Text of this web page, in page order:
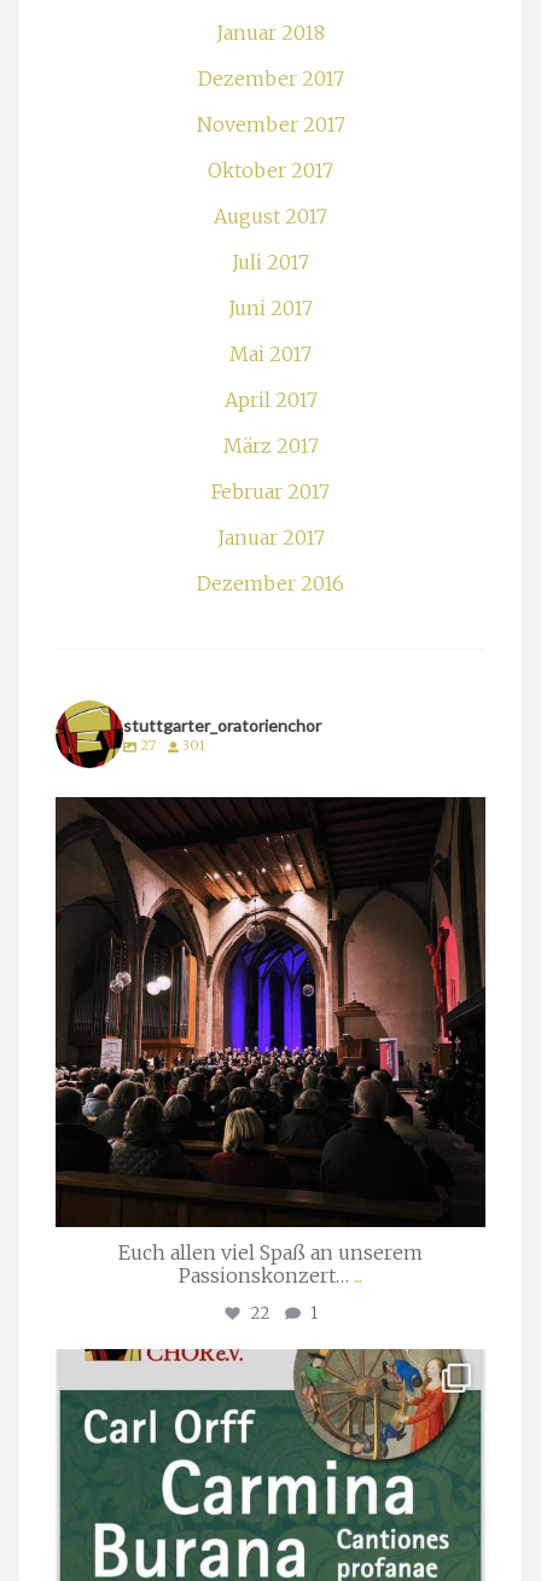
Januar 2018
Dezember 2017
November 2017
Oktober 2017
August 2017
Juli 2017
Juni 2017
Mai 2017
April 2017
März 2017
Februar 2017
Januar 2017
Dezember 2016
stuttgarter_oratorienchor
27 301
stuttgarter_oratorienchor
März 24
Euch allen viel Spaß an unserem
Passionskonzert… ...
22 1
stuttgarter_oratorienchor
Juli 22